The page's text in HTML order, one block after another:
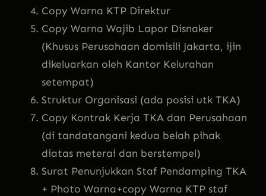
Copy Warna KTP Direktur
Copy Warna Wajib Lapor Disnaker
(Khusus Perusahaan domisili Jakarta, ijin
dikeluarkan oleh Kantor Kelurahan
setempat)
Struktur Organisasi (ada posisi utk TKA)
Copy Kontrak Kerja TKA dan Perusahaan
(di tandatangani kedua belah pihak
diatas meterai dan berstempel)
Surat Penunjukkan Staf Pendamping TKA
+ Photo Warna+copy Warna KTP staf